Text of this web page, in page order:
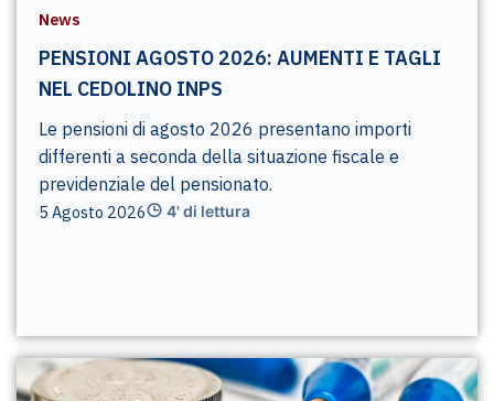
News
PENSIONI AGOSTO 2026: AUMENTI E TAGLI
NEL CEDOLINO INPS
Le pensioni di agosto 2026 presentano importi
differenti a seconda della situazione fiscale e
previdenziale del pensionato.
5 Agosto 2026 4' di lettura